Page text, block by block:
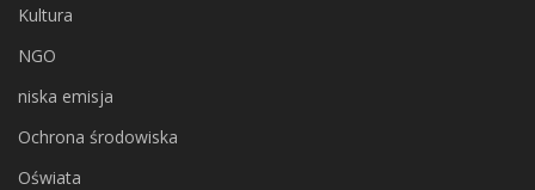
Kultura
NGO
niska emisja
Ochrona środowiska
Oświata